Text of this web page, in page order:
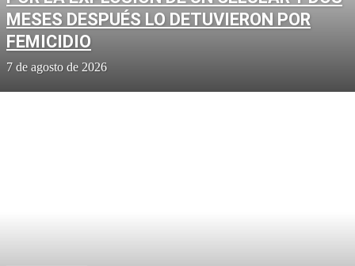
MESES DESPUÉS LO DETUVIERON POR
FEMICIDIO
7 de agosto de 2026